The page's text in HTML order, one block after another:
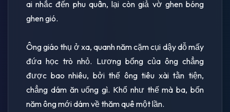
ai nhắc đến phu quân, lại còn giả vờ ghen bóng
ghen gió.
Ông giáo thụ ở xa, quanh năm cặm cụi dậy dỗ mấy
đứa học trò nhỏ. Lương bổng của ông chẳng
được bao nhiêu, bởi thế ông tiêu xài tằn tiện,
chẳng dám ăn uống gì. Khổ như thế mà ba, bốn
năm ông mới dám về thăm quê một lần.